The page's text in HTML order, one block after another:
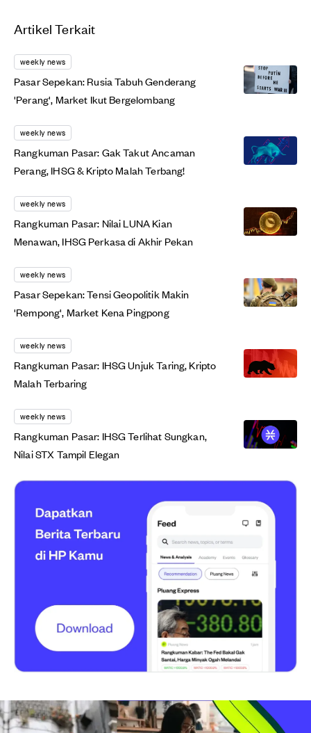
Artikel Terkait
weekly news
Pasar Sepekan: Rusia Tabuh Genderang
'Perang', Market Ikut Bergelombang
weekly news
Rangkuman Pasar: Gak Takut Ancaman
Perang, IHSG & Kripto Malah Terbang!
weekly news
Rangkuman Pasar: Nilai LUNA Kian
Menawan, IHSG Perkasa di Akhir Pekan
weekly news
Pasar Sepekan: Tensi Geopolitik Makin
'Rempong', Market Kena Pingpong
weekly news
Rangkuman Pasar: IHSG Unjuk Taring, Kripto
Malah Terbaring
weekly news
Rangkuman Pasar: IHSG Terlihat Sungkan,
Nilai STX Tampil Elegan